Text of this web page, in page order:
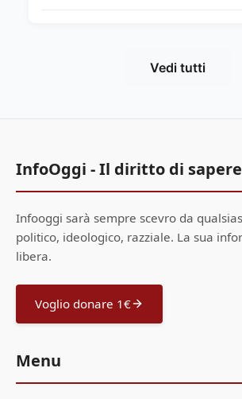
Vedi tutti
InfoOggi - Il diritto di sapere
Infooggi sarà sempre scevro da
politico, ideologico, razziale. La sua
libera.
Voglio donare 1€
Menu